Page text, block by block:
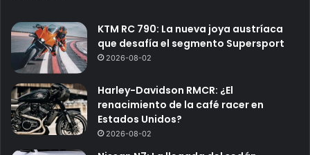
KTM RC 790: La nueva joya austríaca
que desafía el segmento Supersport
2026-08-02
Harley-Davidson RMCR: ¿El
renacimiento de la café racer en
Estados Unidos?
2026-08-02